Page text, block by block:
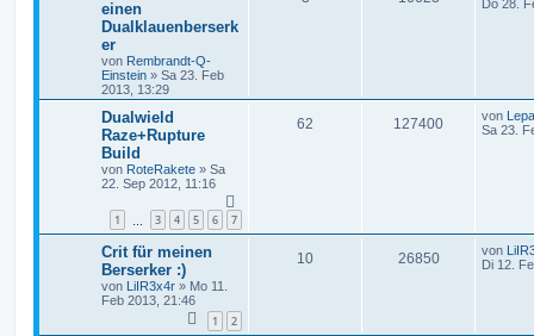
einen
Dualklauenberserk
er
von Rembrandt-Q-
Einstein » Sa 23. Feb
2013, 13:29
Do 28.
Dualwield
Raze+Rupture
Build
von RoteRakete » Sa
22. Sep 2012, 11:16
1 3 4 5 6 7
62 127400 von
Sa 23.
Crit für meinen
Berserker :)
von LiIR3x4r » Mo 11.
Feb 2013, 21:46
1 2
10 26850 von
Di 12.